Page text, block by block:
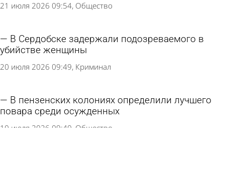
21 июля 2026 09:54 Общество
В Сердобске задержали подозреваемого в
убийстве женщины
20 июля 2026 09:49 Криминал
В пензенских колониях определили лучшего
повара среди осужденных
10 июля 2026 09:40 Общество